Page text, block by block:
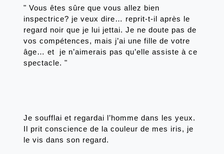
" Vous êtes sûre que vous allez bien
inspectrice? je veux dire… reprit-t-il après le
regard noir que je lui jettai. Je ne doute pas de
vos compétences, mais j’ai une fille de votre
âge… et  je n’aimerais pas qu’elle assiste à ce
spectacle. "
Je soufflai et regardai l’homme dans les yeux.
Il prit conscience de la couleur de mes iris, je
le vis dans son regard.